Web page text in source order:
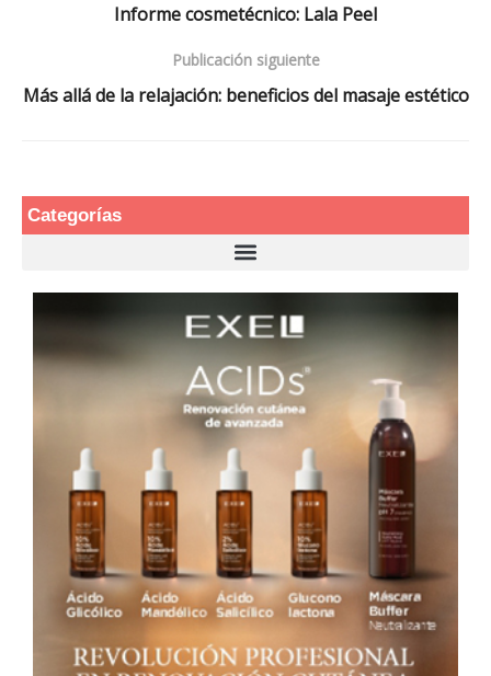
Informe cosmetécnico: Lala Peel
Publicación siguiente
Más allá de la relajación: beneficios del masaje estético
Categorías